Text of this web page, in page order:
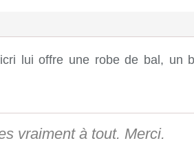
lui offre une robe de bal, un
vraiment à tout. Merci.